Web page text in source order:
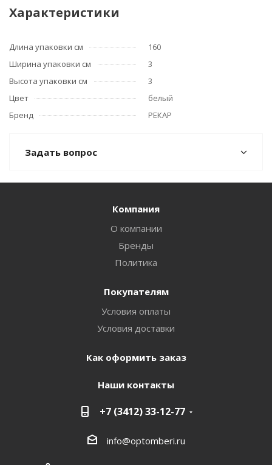
Характеристики
Длина упаковки см
160
Ширина упаковки см
3
Высота упаковки см
3
Цвет
белый
Бренд
РЕКАР
Задать вопрос
Компания
О компании
Бренды
Политика
Покупателям
Условия оплаты
Условия доставки
Как оформить заказ
Наши контакты
+7 (3412) 33-12-77
info@optomberi.ru